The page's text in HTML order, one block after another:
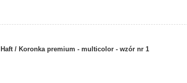
Haft / Koronka premium - multicolor - wzór nr 1